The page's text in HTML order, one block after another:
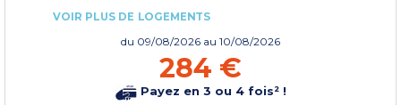
VOIR PLUS DE LOGEMENTS
du 09/08/2026 au 10/08/2026
284 €
Payez en 3 ou 4 fois² !